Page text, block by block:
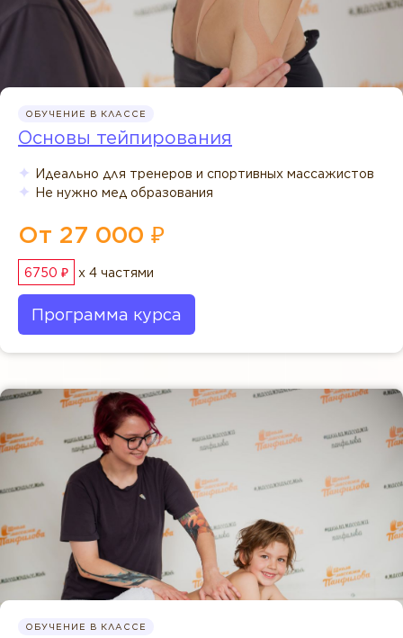
ОБУЧЕНИЕ В КЛАССЕ
Основы тейпирования
Идеально для тренеров и спортивных массажистов
Не нужно мед образования
От 27 000 ₽
6750 ₽ x 4 частями
Программа курса
ОБУЧЕНИЕ В КЛАССЕ